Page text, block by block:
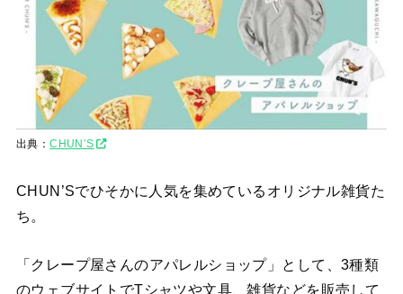
出典：CHUN’S
CHUN’Sでひそかに人気を集めているオリジナル雑貨た
ち。
「クレープ屋さんのアパレルショップ」として、3種類
のウェブサイトでTシャツや文具、雑貨などを販売して